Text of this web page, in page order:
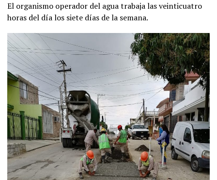
El organismo operador del agua trabaja las veinticuatro
horas del día los siete días de la semana.